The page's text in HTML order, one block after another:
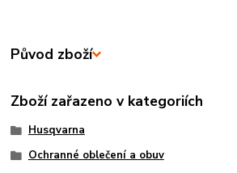
Původ zboží
Zboží zařazeno v kategoriích
Husqvarna
Ochranné oblečení a obuv